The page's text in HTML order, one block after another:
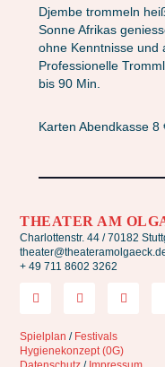
Djembe trommeln
Sonne Afrikas
ohne Kenntnisse und
Professionelle
bis 90 Min.
Karten Abendkasse 8
THEATER AM
Charlottenstr. 44 / 70182
+ 49 711 8602 3262
Spielplan / Festivals
Hygienekonzept (0G)